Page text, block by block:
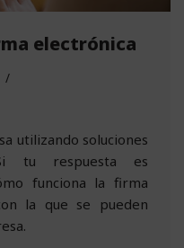
electrónica
utilizando soluciones
tu respuesta es
funciona la firma
la que se pueden